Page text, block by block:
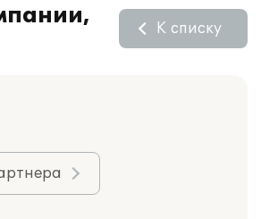
К списку